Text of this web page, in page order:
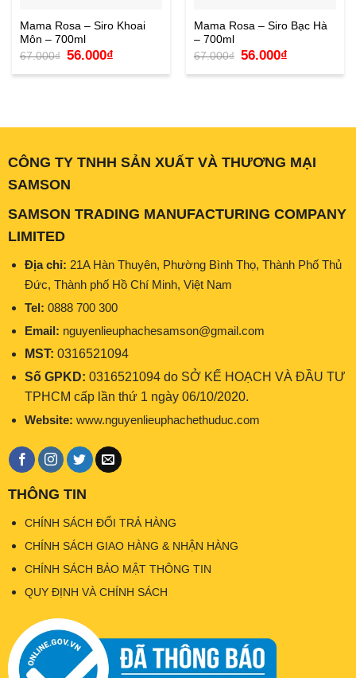
Mama Rosa – Siro Khoai
Môn – 700ml
67.000₫
Giá
gốc
là:
56.000₫Giá
tại
Mama Rosa – Siro Bạc Hà
– 700ml
67.000₫
Giá
gốc
là:
56.000₫Giá
tại
CÔNG TY TNHH SẢN XUẤT VÀ THƯƠNG MẠI
SAMSON
SAMSON TRADING MANUFACTURING COMPANY
LIMITED
Địa chỉ: 21A Hàn Thuyên, Phường Bình Thọ, Thành Phố Thủ
Đức, Thành phố Hồ Chí Minh, Việt Nam
Tel: 0888 700 300
Email: nguyenlieuphachesamson@gmail.com
MST: 0316521094
Số GPKD: 0316521094 do SỞ KẾ HOẠCH VÀ ĐẦU TƯ
TPHCM cấp lần thứ 1 ngày 06/10/2020.
Website: www.nguyenlieuphachethuduc.com
THÔNG TIN
CHÍNH SÁCH ĐỔI TRẢ HÀNG
CHÍNH SÁCH GIAO HÀNG & NHẬN HÀNG
CHÍNH SÁCH BẢO MẬT THÔNG TIN
QUY ĐỊNH VÀ CHÍNH SÁCH